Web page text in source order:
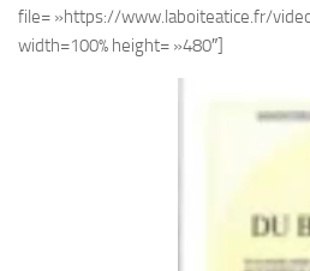
file= »https://www.laboiteatice.fr/
width=100% height= »480″]